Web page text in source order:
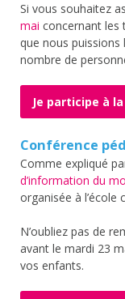
Si vous souhaitez
mai concernant les
que nous puissions
nombre de
Je participe à
Conférence
Comme expliqué
d’information du
organisée à l’école
N’oubliez pas de
avant le mardi 23
vos enfants.